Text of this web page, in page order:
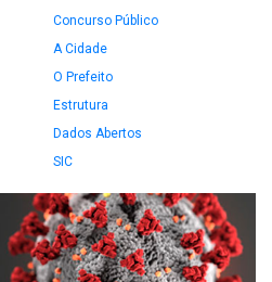
Concurso Público
A Cidade
O Prefeito
Estrutura
Dados Abertos
SIC